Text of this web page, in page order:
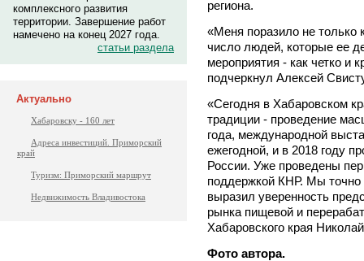
комплексного развития
территории. Завершение работ
намечено на конец 2027 года.
статьи раздела
Актуально
Хабаровску - 160 лет
Адреса инвестиций. Приморский
край
Туризм: Приморский маршрут
Недвижимость Владивостока
региона.
«Меня поразило не только
число людей, которые ее
мероприятия - как четко и
подчеркнул Алексей
«Сегодня в Хабаровском
традиции - проведение
года, международной
ежегодной, и в 2018 году
России. Уже проведены
поддержкой КНР. Мы точно
выразил уверенность
рынка пищевой и
Хабаровского края
Фото автора.